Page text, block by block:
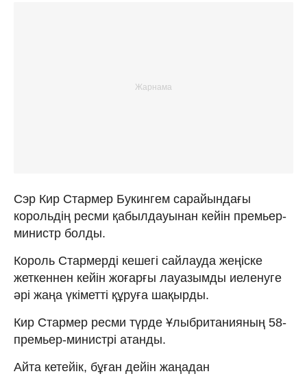
Сэр Кир Стармер Букингем сарайындағы
корольдің ресми қабылдауынан кейін премьер-
министр болды.
Король Стармерді кешегі сайлауда жеңіске
жеткеннен кейін жоғарғы лауазымды иеленуге
әрі жаңа үкіметті құруға шақырды.
Кир Стармер ресми түрде Ұлыбританияның 58-
премьер-министрі атанды.
Айта кетейік, бұған дейін жаңадан